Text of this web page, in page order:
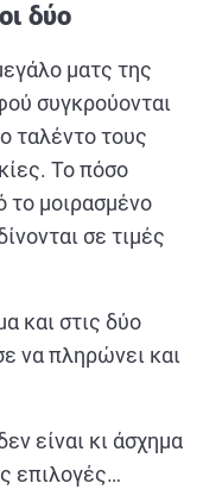
δύο
ματς της
συγκρούονται
ταλέντο τους
Το πόσο
το μοιρασμένο
σε τιμές
και στις δύο
να πληρώνει και
είναι κι άσχημα
επιλογές…